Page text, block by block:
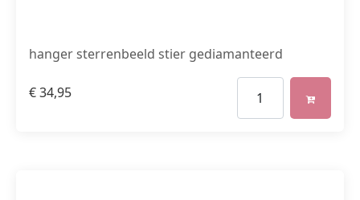
hanger sterrenbeeld stier gediamanteerd
€34,95